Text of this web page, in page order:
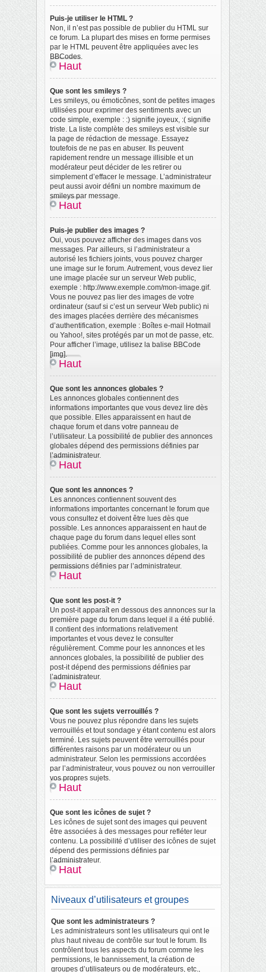
Puis-je utiliser le HTML ?
Non, il n’est pas possible de publier du HTML sur
ce forum. La plupart des mises en forme permises
par le HTML peuvent être appliquées avec les
BBCodes.
Haut
Que sont les smileys ?
Les smileys, ou émoticônes, sont de petites images
utilisées pour exprimer des sentiments avec un
code simple, exemple : :) signifie joyeux, :( signifie
triste. La liste complète des smileys est visible sur
la page de rédaction de message. Essayez
toutefois de ne pas en abuser. Ils peuvent
rapidement rendre un message illisible et un
modérateur peut décider de les retirer ou
simplement d’effacer le message. L’administrateur
peut aussi avoir défini un nombre maximum de
smileys par message.
Haut
Puis-je publier des images ?
Oui, vous pouvez afficher des images dans vos
messages. Par ailleurs, si l’administrateur a
autorisé les fichiers joints, vous pouvez charger
une image sur le forum. Autrement, vous devez lier
une image placée sur un serveur Web public,
exemple : http://www.exemple.com/mon-image.gif.
Vous ne pouvez pas lier des images de votre
ordinateur (sauf si c’est un serveur Web public) ni
des images placées derrière des mécanismes
d’authentification, exemple : Boîtes e-mail Hotmail
ou Yahoo!, sites protégés par un mot de passe, etc.
Pour afficher l’image, utilisez la balise BBCode
[img].
Haut
Que sont les annonces globales ?
Les annonces globales contiennent des
informations importantes que vous devez lire dès
que possible. Elles apparaissent en haut de
chaque forum et dans votre panneau de
l’utilisateur. La possibilité de publier des annonces
globales dépend des permissions définies par
l’administrateur.
Haut
Que sont les annonces ?
Les annonces contiennent souvent des
informations importantes concernant le forum que
vous consultez et doivent être lues dès que
possible. Les annonces apparaissent en haut de
chaque page du forum dans lequel elles sont
publiées. Comme pour les annonces globales, la
possibilité de publier des annonces dépend des
permissions définies par l’administrateur.
Haut
Que sont les post-it ?
Un post-it apparaît en dessous des annonces sur la
première page du forum dans lequel il a été publié.
Il contient des informations relativement
importantes et vous devez le consulter
régulièrement. Comme pour les annonces et les
annonces globales, la possibilité de publier des
post-it dépend des permissions définies par
l’administrateur.
Haut
Que sont les sujets verrouillés ?
Vous ne pouvez plus répondre dans les sujets
verrouillés et tout sondage y étant contenu est alors
terminé. Les sujets peuvent être verrouillés pour
différentes raisons par un modérateur ou un
administrateur. Selon les permissions accordées
par l’administrateur, vous pouvez ou non verrouiller
vos propres sujets.
Haut
Que sont les icônes de sujet ?
Les icônes de sujet sont des images qui peuvent
être associées à des messages pour refléter leur
contenu. La possibilité d’utiliser des icônes de sujet
dépend des permissions définies par
l’administrateur.
Haut
Niveaux d’utilisateurs et groupes
Que sont les administrateurs ?
Les administrateurs sont les utilisateurs qui ont le
plus haut niveau de contrôle sur tout le forum. Ils
contrôlent tous les aspects du forum comme les
permissions, le bannissement, la création de
groupes d’utilisateurs ou de modérateurs, etc.,